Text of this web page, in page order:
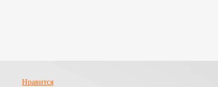
Нравится